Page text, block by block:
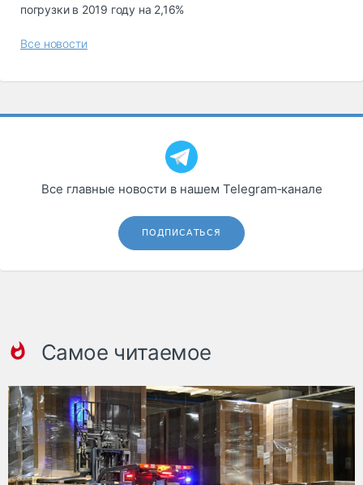
погрузки в 2019 году на 2,16%
Все новости
Все главные новости в нашем Telegram‑канале
ПОДПИСАТЬСЯ
Самое читаемое